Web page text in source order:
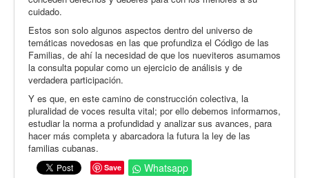
cuidado.
Estos son solo algunos aspectos dentro del universo de
temáticas novedosas en las que profundiza el Código de las
Familias, de ahí la necesidad de que los nueviteros asumamos
la consulta popular como un ejercicio de análisis y de
verdadera participación.
Y es que, en este camino de construcción colectiva, la
pluralidad de voces resulta vital; por ello debemos informarnos,
estudiar la norma a profundidad y analizar sus avances, para
hacer más completa y abarcadora la futura la ley de las
familias cubanas.
Save Whatsapp